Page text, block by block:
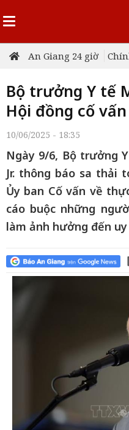
An Giang 24 giờ
Bộ trưởng Y tế
Hội đồng cố
10/06/2025 - 18:35
Ngày 9/6, Bộ trưởng
Jr. thông báo sa thải
Ủy ban Cố vấn về
cáo buộc những
làm ảnh hưởng đến